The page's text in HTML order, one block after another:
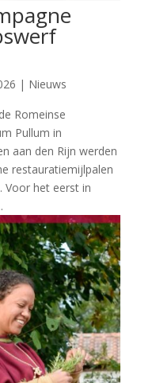
| Nieuws
Romeinse
Pullum in
aan den Rijn werden
restauratiemijlpalen
Voor het eerst in